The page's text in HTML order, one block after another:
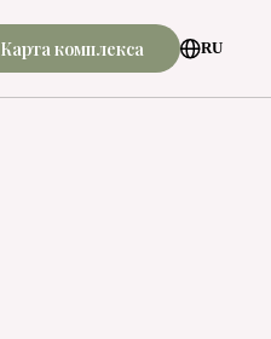
Карта комплекса RU